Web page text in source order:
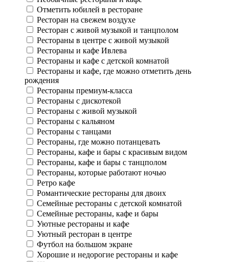
Отметить юбилей в ресторане
Ресторан на свежем воздухе
Ресторан с живой музыкой и танцполом
Рестораны в центре с живой музыкой
Рестораны и кафе Ивлева
Рестораны и кафе с детской комнатой
Рестораны и кафе, где можно отметить день
рождения
Рестораны премиум-класса
Рестораны с дискотекой
Рестораны с живой музыкой
Рестораны с кальяном
Рестораны с танцами
Рестораны, где можно потанцевать
Рестораны, кафе и бары с красивым видом
Рестораны, кафе и бары с танцполом
Рестораны, которые работают ночью
Ретро кафе
Романтические рестораны для двоих
Семейные рестораны с детской комнатой
Семейные рестораны, кафе и бары
Уютные рестораны и кафе
Уютный ресторан в центре
Футбол на большом экране
Хорошие и недорогие рестораны и кафе